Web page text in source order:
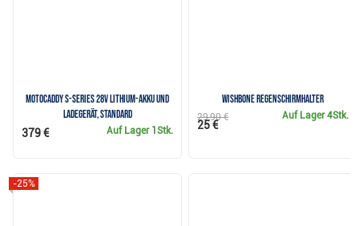
Motocaddy S-Series 28V Lithium-Akku und
Ladegerät, Standard
Auf Lager 1Stk.
379 €
Wishbone Regenschirmhalter
Auf Lager4Stk.
29,90 €
25 €
-25%